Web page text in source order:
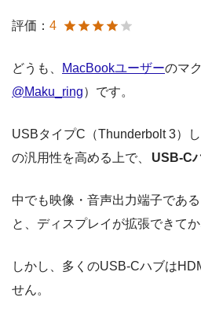
評価： 4
どうも、 MacBookユーザーのマ
@Maku_ring）です。
USBタイプC（Thunderbolt 3）
の汎用性を高める上で、
USB-C
中でも映像・音声出力端子である
と、ディスプレイが拡張できてか
しかし、多くのUSB-Cハブは
せん。